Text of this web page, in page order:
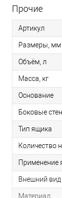
Прочие
Артикул
Размеры, мм
Объём, л
Масса, кг
Основание
Боковые
Тип ящика
Количество
Применение
Внешний вид
Материал